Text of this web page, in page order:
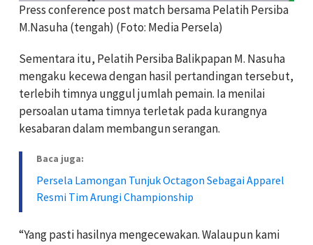
Press conference post match bersama Pelatih Persiba
M.Nasuha (tengah) (Foto: Media Persela)
Sementara itu, Pelatih Persiba Balikpapan M. Nasuha
mengaku kecewa dengan hasil pertandingan tersebut,
terlebih timnya unggul jumlah pemain. Ia menilai
persoalan utama timnya terletak pada kurangnya
kesabaran dalam membangun serangan.
Baca juga:
Persela Lamongan Tunjuk Octagon Sebagai Apparel
Resmi Tim Arungi Championship
“Yang pasti hasilnya mengecewakan. Walaupun kami